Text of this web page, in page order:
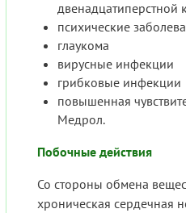
двенадцатиперстной
психические
глаукома
вирусные инфекции
грибковые инфекции
повышенная
Медрол.
Побочные действия
Со стороны обмена
хроническая сердечная